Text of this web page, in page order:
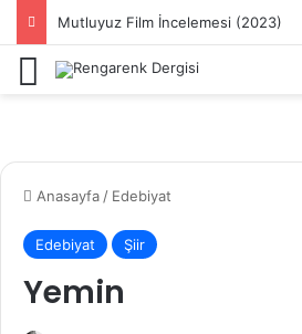
Mutluyuz Film İncelemesi (2023)
Menü
Anasayfa / Edebiyat
Edebiyat Şiir
Yemin